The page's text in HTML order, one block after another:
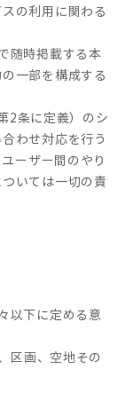
の利用に関わる
随時掲載する本
一部を構成する
2条に定義）のシ
わせ対応を行う
ーザー間のやり
いては一切の責
以下に定める意
区画、空地その